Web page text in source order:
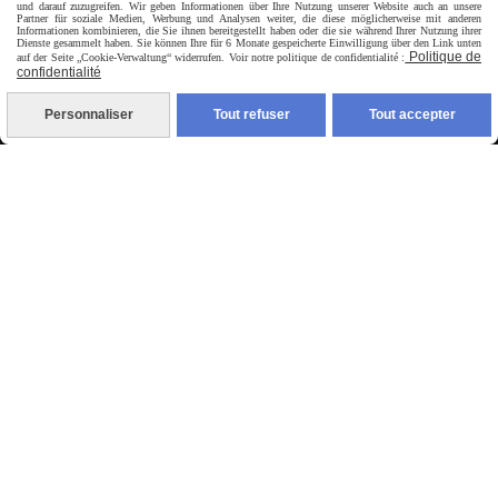
livraison en point relais France
und darauf zuzugreifen. Wir geben Informationen über Ihre Nutzung unserer Website auch an unsere
Partner für soziale Medien, Werbung und Analysen weiter, die diese möglicherweise mit anderen
Informationen kombinieren, die Sie ihnen bereitgestellt haben oder die sie während Ihrer Nutzung ihrer
Dienste gesammelt haben. Sie können Ihre für 6 Monate gespeicherte Einwilligung über den Link unten
auf der Seite „Cookie-Verwaltung“ widerrufen. Voir notre politique de confidentialité :
Politique de
confidentialité
Personnaliser Tout refuser Tout accepter